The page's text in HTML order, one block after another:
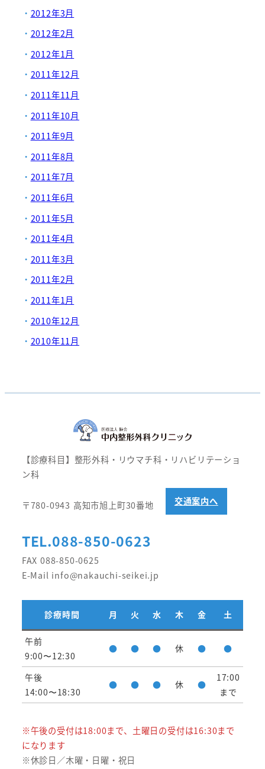
2012年3月
2012年2月
2012年1月
2011年12月
2011年11月
2011年10月
2011年9月
2011年8月
2011年7月
2011年6月
2011年5月
2011年4月
2011年3月
2011年2月
2011年1月
2010年12月
2010年11月
【診療科目】整形外科・リウマチ科・リハビリテーショ
ン科
〒780-0943 高知市旭上町30番地 交通案内へ
TEL.088-850-0623
FAX 088-850-0625
E-Mail info@nakauchi-seikei.jp
診療時間 月 火 水 木 金 土
午前
9:00〜12:30
● ● ● 休 ● ●
午後
14:00〜18:30
● ● ● 休 ●
17:00
まで
※午後の受付は18:00まで、土曜日の受付は16:30まで
になります
※休診日／木曜・日曜・祝日